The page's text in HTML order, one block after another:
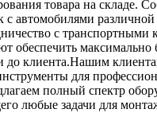
товара на складе.
с автомобилями
с транспортными
обеспечить максимально
до клиента.Нашим
для
полный спектр
любые задачи для